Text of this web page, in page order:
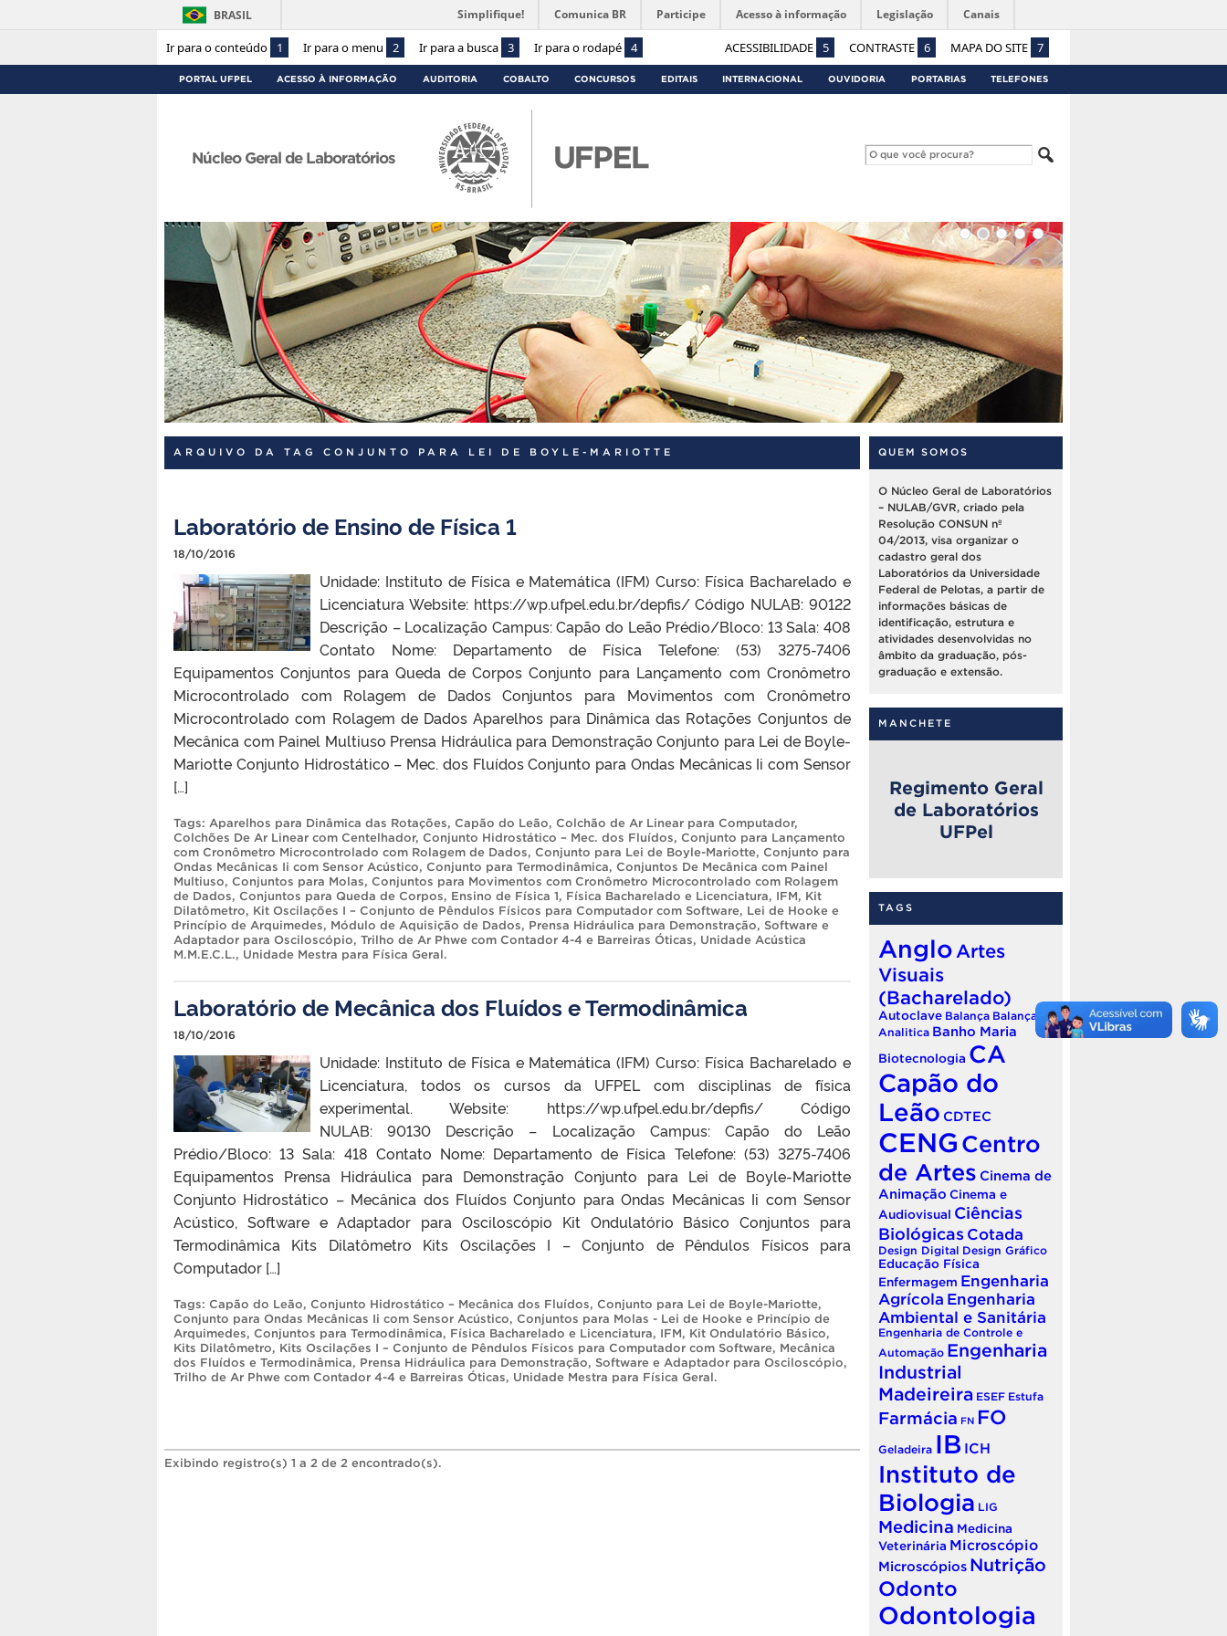
Ir para o conteúdo 1 Ir para o menu 2 Ir para a busca 3 Ir para o rodapé 4 ACESSIBILIDADE 5 CONTRASTE 6 MAPA DO SITE 7
BRASIL Simplifique! Comunica BR Participe Acesso à informação Legislação Canais
PORTAL UFPEL ACESSO À INFORMAÇÃO AUDITORIA COBALTO CONCURSOS EDITAIS INTERNACIONAL OUVIDORIA PORTARIAS TELEFONES
Núcleo Geral de Laboratórios
ARQUIVO DA TAG CONJUNTO PARA LEI DE BOYLE-MARIOTTE
Laboratório de Ensino de Física 1
18/10/2016
Unidade: Instituto de Física e Matemática (IFM) Curso: Física Bacharelado e
Licenciatura Website: https://wp.ufpel.edu.br/depfis/ Código NULAB: 90122
Descrição – Localização Campus: Capão do Leão Prédio/Bloco: 13 Sala: 408
Contato Nome: Departamento de Física Telefone: (53) 3275-7406
Equipamentos Conjuntos para Queda de Corpos Conjunto para Lançamento com Cronômetro
Microcontrolado com Rolagem de Dados Conjuntos para Movimentos com Cronômetro
Microcontrolado com Rolagem de Dados Aparelhos para Dinâmica das Rotações Conjuntos de
Mecânica com Painel Multiuso Prensa Hidráulica para Demonstração Conjunto para Lei de Boyle-
Mariotte Conjunto Hidrostático – Mec. dos Fluídos Conjunto para Ondas Mecânicas Ii com Sensor
[…]
Tags: Aparelhos para Dinâmica das Rotações, Capão do Leão, Colchão de Ar Linear para Computador,
Colchões De Ar Linear com Centelhador, Conjunto Hidrostático – Mec. dos Fluídos, Conjunto para Lançamento
com Cronômetro Microcontrolado com Rolagem de Dados, Conjunto para Lei de Boyle-Mariotte, Conjunto para
Ondas Mecânicas Ii com Sensor Acústico, Conjunto para Termodinâmica, Conjuntos De Mecânica com Painel
Multiuso, Conjuntos para Molas, Conjuntos para Movimentos com Cronômetro Microcontrolado com Rolagem
de Dados, Conjuntos para Queda de Corpos, Ensino de Física 1, Física Bacharelado e Licenciatura, IFM, Kit
Dilatômetro, Kit Oscilações I – Conjunto de Pêndulos Físicos para Computador com Software, Lei de Hooke e
Princípio de Arquimedes, Módulo de Aquisição de Dados, Prensa Hidráulica para Demonstração, Software e
Adaptador para Osciloscópio, Trilho de Ar Phwe com Contador 4-4 e Barreiras Óticas, Unidade Acústica
M.M.E.C.L., Unidade Mestra para Física Geral.
Laboratório de Mecânica dos Fluídos e Termodinâmica
18/10/2016
Unidade: Instituto de Física e Matemática (IFM) Curso: Física Bacharelado e
Licenciatura, todos os cursos da UFPEL com disciplinas de física
experimental. Website: https://wp.ufpel.edu.br/depfis/ Código
NULAB: 90130 Descrição – Localização Campus: Capão do Leão
Prédio/Bloco: 13 Sala: 418 Contato Nome: Departamento de Física Telefone: (53) 3275-7406
Equipamentos Prensa Hidráulica para Demonstração Conjunto para Lei de Boyle-Mariotte
Conjunto Hidrostático – Mecânica dos Fluídos Conjunto para Ondas Mecânicas Ii com Sensor
Acústico, Software e Adaptador para Osciloscópio Kit Ondulatório Básico Conjuntos para
Termodinâmica Kits Dilatômetro Kits Oscilações I – Conjunto de Pêndulos Físicos para
Computador […]
Tags: Capão do Leão, Conjunto Hidrostático – Mecânica dos Fluídos, Conjunto para Lei de Boyle-Mariotte,
Conjunto para Ondas Mecânicas Ii com Sensor Acústico, Conjuntos para Molas - Lei de Hooke e Princípio de
Arquimedes, Conjuntos para Termodinâmica, Física Bacharelado e Licenciatura, IFM, Kit Ondulatório Básico,
Kits Dilatômetro, Kits Oscilações I – Conjunto de Pêndulos Físicos para Computador com Software, Mecânica
dos Fluídos e Termodinâmica, Prensa Hidráulica para Demonstração, Software e Adaptador para Osciloscópio,
Trilho de Ar Phwe com Contador 4-4 e Barreiras Óticas, Unidade Mestra para Física Geral.
Exibindo registro(s) 1 a 2 de 2 encontrado(s).
QUEM SOMOS
O Núcleo Geral de Laboratórios
– NULAB/GVR, criado pela
Resolução CONSUN nº
04/2013, visa organizar o
cadastro geral dos
Laboratórios da Universidade
Federal de Pelotas, a partir de
informações básicas de
identificação, estrutura e
atividades desenvolvidas no
âmbito da graduação, pós-
graduação e extensão.
MANCHETE
Regimento Geral
de Laboratórios
UFPel
TAGS
Anglo Artes
Visuais
(Bacharelado)
Autoclave Balança Balança
Analitica Banho Maria
Biotecnologia CA
Capão do
Leão CDTEC
CENG Centro
de Artes Cinema de
Animação Cinema e
Audiovisual Ciências
Biológicas Cotada
Design Digital Design Gráfico
Educação Física
Enfermagem Engenharia
Agrícola Engenharia
Ambiental e Sanitária
Engenharia de Controle e
Automação Engenharia
Industrial
Madeireira ESEF Estufa
Farmácia FN FO
Geladeira IB ICH
Instituto de
Biologia LIG
Medicina Medicina
Veterinária Microscópio
Microscópios Nutrição
Odonto
Odontologia